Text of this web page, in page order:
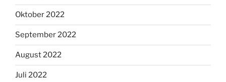
Oktober 2022
September 2022
August 2022
Juli 2022